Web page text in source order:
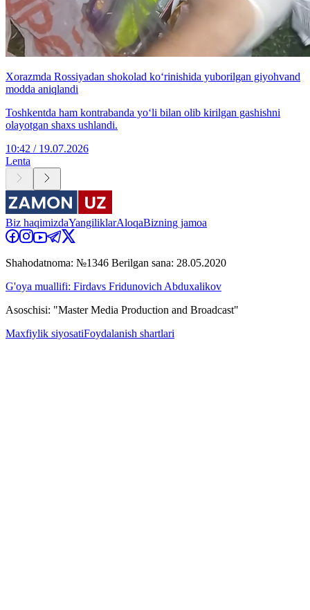
Xorazmda Rossiyadan shokolad ko‘rinishida yuborilgan giyohvand
modda aniqlandi
Toshkentda ham kontrabanda yo‘li bilan olib kirilgan gashishni
olayotgan shaxs ushlandi.
10:42 / 19.07.2026
Lenta
Biz haqimizdaYangiliklarAloqaBizning jamoa
Shahodatnoma: №1346 Berilgan sana: 28.05.2020
G'oya muallifi: Firdavs Fridunovich Abduxalikov
Asoschisi: "Master Media Production and Broadcast"
Maxfiylik siyosatiFoydalanish shartlari